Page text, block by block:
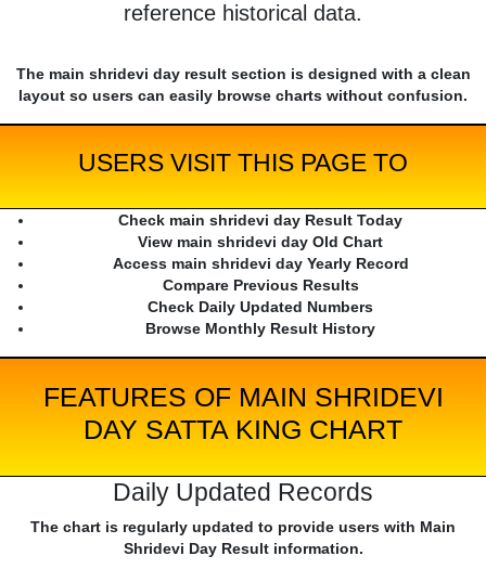
reference historical data.
The main shridevi day result section is designed with a clean
layout so users can easily browse charts without confusion.
USERS VISIT THIS PAGE TO
Check main shridevi day Result Today
View main shridevi day Old Chart
Access main shridevi day Yearly Record
Compare Previous Results
Check Daily Updated Numbers
Browse Monthly Result History
FEATURES OF MAIN SHRIDEVI
DAY SATTA KING CHART
Daily Updated Records
The chart is regularly updated to provide users with Main
Shridevi Day Result information.